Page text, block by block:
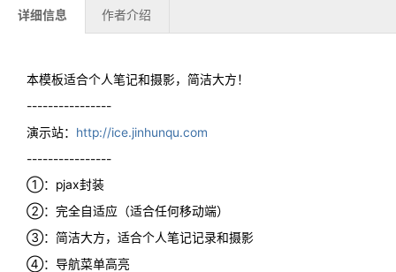
详细信息 作者介绍
本模板适合个人笔记和摄影，简洁大方！
----------------
演示站： http://ice.jinhunqu.com
----------------
①：pjax封装
②：完全自适应（适合任何移动端）
③：简洁大方，适合个人笔记记录和摄影
④：导航菜单高亮